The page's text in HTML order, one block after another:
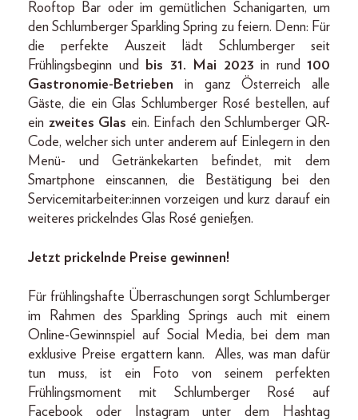
Rooftop Bar oder im gemütlichen Schanigarten, um
den Schlumberger Sparkling Spring zu feiern. Denn: Für
die perfekte Auszeit lädt Schlumberger seit
Frühlingsbeginn und
bis 31. Mai 2023 in rund 100
Gastronomie-Betrieben in ganz Österreich alle
Gäste, die ein Glas Schlumberger Rosé bestellen, auf
ein zweites Glas ein. Einfach den Schlumberger QR-
Code, welcher sich unter anderem auf Einlegern in den
Menü- und Getränkekarten befindet, mit dem
Smartphone einscannen, die Bestätigung bei den
Servicemitarbeiter:innen vorzeigen und kurz darauf ein
weiteres prickelndes Glas Rosé genießen.
Jetzt prickelnde Preise gewinnen!
Für frühlingshafte Überraschungen sorgt Schlumberger
im Rahmen des Sparkling Springs auch mit einem
Online-Gewinnspiel auf Social Media, bei dem man
exklusive Preise ergattern kann. Alles, was man dafür
tun muss, ist ein Foto von seinem perfekten
Frühlingsmoment mit Schlumberger Rosé auf
Facebook oder Instagram unter dem Hashtag